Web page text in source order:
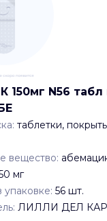
150мг N56
таблетки,
вещество:
мг
упаковке: 56 шт.
ЛИЛЛИ ДЕЛ